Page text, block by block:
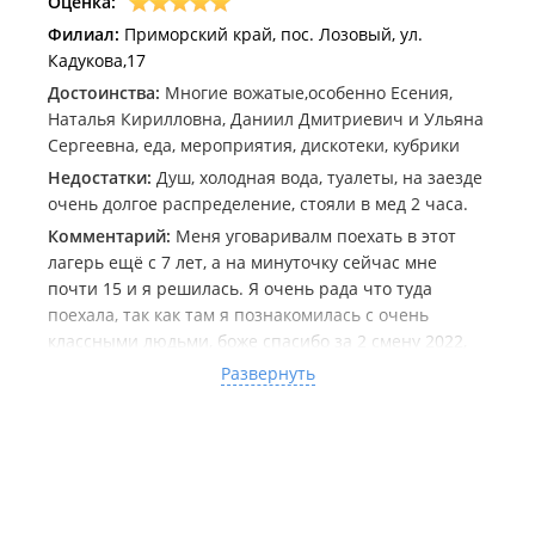
Филиал: Приморский край, пос. Лозовый, ул.
Кадукова,17
Достоинства: Многие вожатые,особенно Есения,
Наталья Кирилловна, Даниил Дмитриевич и Ульяна
Сергеевна, еда, мероприятия, дискотеки, кубрики
Недостатки: Душ, холодная вода, туалеты, на заезде
очень долгое распределение, стояли в мед 2 часа.
Комментарий: Меня уговаривалм поехать в этот
лагерь ещё с 7 лет, а на минуточку сейчас мне
почти 15 и я решилась. Я очень рада что туда
поехала, так как там я познакомилась с очень
классными людьми, боже спасибо за 2 смену 2022,
это было незабываемо.
Спасибо всем за эту смену. Также я была и на 3
Развернуть